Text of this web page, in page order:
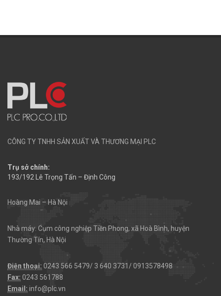
CÔNG TY TNHH SẢN XUẤT VÀ THƯƠNG MẠI PLC
Trụ sở chính:
193/192 Lê Trọng Tấn – Định Công
Hoàng Mai – Hà Nội
Nhà máy: Cụm công nghiệp Tiền Phong, xã Hoà Bình, huyện
Thường Tín, Hà Nội
Điện thoại: 0243 566 5479/ 3 640 3731/ 0913578498
Fax: 0243 561788
Email: info@plc.vn